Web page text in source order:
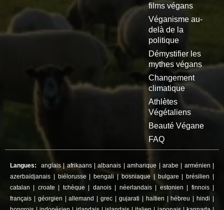
films végans
Véganisme au-
delà de la
politique
Démystifier les
mythes végans
Changement
climatique
Athlètes
Végétaliens
Beauté Végane
FAQ
Langues: anglais| afrikaans|albanais |amharique arabe arménien
azerbaïdjanais
biélorusse| bengali bosniaque| bulgare| brésilien
catalan
croate| tchèque| danois| néerlandais| estonien finnois|
français
géorgien |allemand |grec gujarati haïtien hébreu hindi